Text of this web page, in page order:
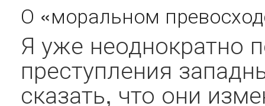
О «моральном
Я уже неоднократно
преступления
сказать, что они